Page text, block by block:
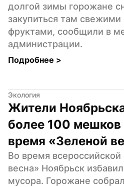
долгой зимы горожане
закупиться там
фруктами, сообщили в
администрации.
Подробнее >
Экология
Жители
более 100 мешков
время «Зеленой
Во время
весна» Ноябрьск
мусора. Горожане